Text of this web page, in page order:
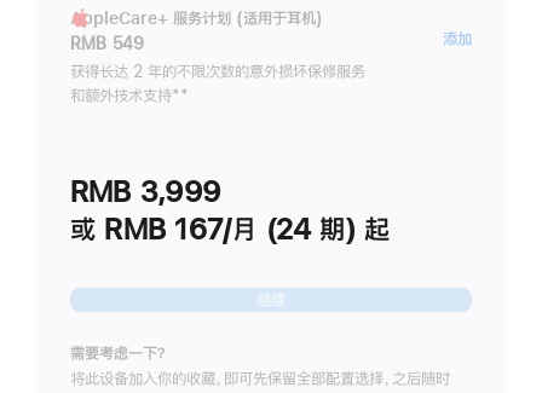
AppleCare+ 服务计划 (适用于耳机)
RMB 549
获得长达 2 年的不限次数的意外损坏保修服务
和额外技术支持脚
**
添加
RMB 3,999
或 RMB 167/月 (24 期) 起
继续
需要考虑一下？
将此设备加入你的收藏，即可先保留全部配置选择，之后随时